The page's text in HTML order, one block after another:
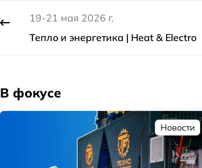
19-21 мая 2026 г.
Тепло и энергетика | Heat & Electro
В фокусе
Новости